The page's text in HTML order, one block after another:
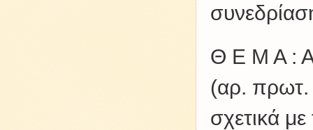
Θ Ε Μ Α :
(αρ. πρωτ.
σχετικά